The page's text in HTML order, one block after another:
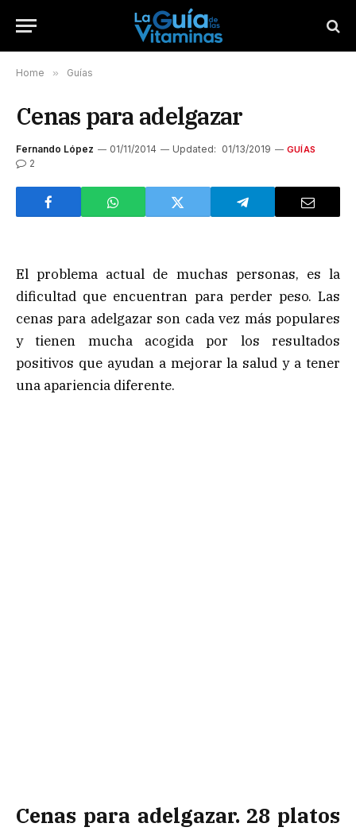
Home » Guías
Cenas para adelgazar
Fernando López 01/11/2014 Updated: 01/13/2019 GUÍAS
2
El problema actual de muchas personas, es la
dificultad que encuentran para perder peso. Las
cenas para adelgazar son cada vez más populares
y tienen mucha acogida por los resultados
positivos que ayudan a mejorar la salud y a tener
una apariencia diferente.
Cenas para adelgazar. 28 platos